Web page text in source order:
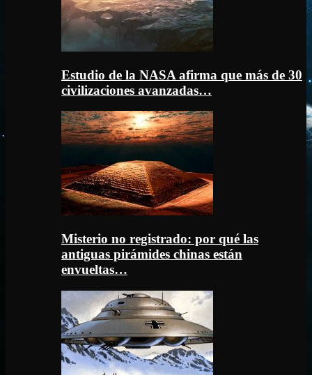
Estudio de la NASA afirma que más de 30
civilizaciones avanzadas…
Misterio no registrado: por qué las
antiguas pirámides chinas están
envueltas…